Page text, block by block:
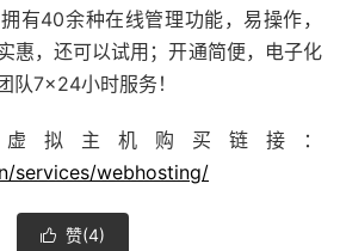
有40余种在线管理功能，易操作，
惠，还可以试用；开通简便，电子化
队7×24小时服务！
拟主机购买链接：
services/webhosting/
 赞(4)